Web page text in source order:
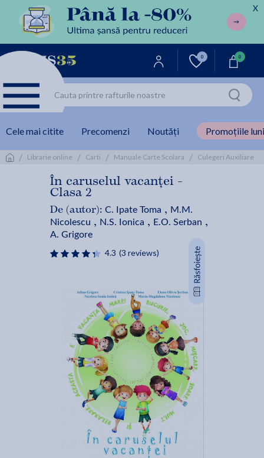
X
0 0
Cele mai citite Precomenzi Noutăți Promoțiile
/ Librarie online / Carti / Manuale Carte Scolara / Culegeri Auxiliare
În caruselul vacanței -
Clasa 2
De (autor): C. Ipate Toma , M.M.
Nicolescu , N.S. Ionica , E.O. Serban ,
A. Grigore
4.3 (3 reviews)